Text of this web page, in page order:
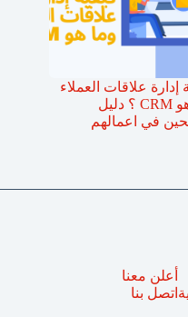
إدارة علاقات العملاء
وما هو CRM ؟ دليل
في اعمالهم
أعلن معنا
اتصل بنا